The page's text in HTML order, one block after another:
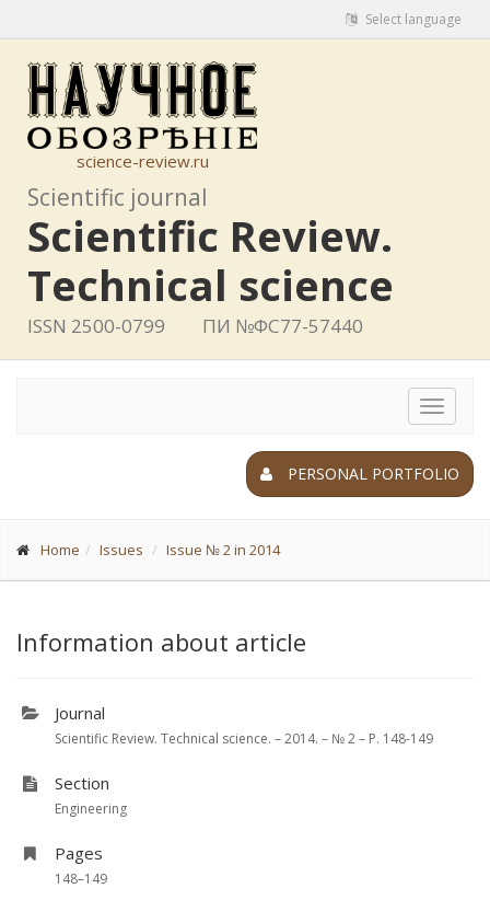
Select language
science-review.ru
Scientific journal
Scientific Review.
Technical science
ISSN 2500-0799 ПИ №ФС77-57440
Toggle
PERSONAL PORTFOLIO
Home Issues Issue № 2 in 2014
Information about article
Journal
Scientific Review. Technical science. – 2014. – № 2 – P. 148-149
Section
Engineering
Pages
148–149